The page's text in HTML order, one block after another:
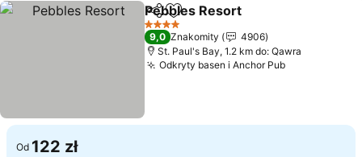
Udostępnij
Dodaj do ulubionych
Pebbles Resort
4 Kategoria
9,0 Znakomity
4906
St. Paul's Bay, 1.2 km do: Qawra
Odkryty basen i Anchor Pub
Od 122 zł